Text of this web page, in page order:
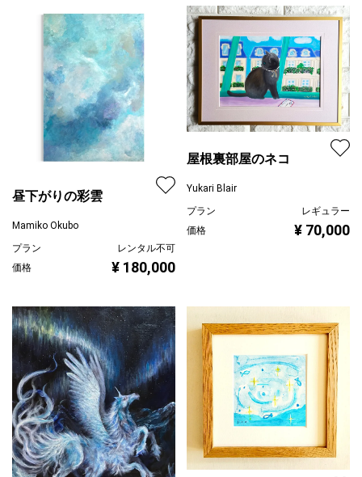
昼下がりの彩雲
Mamiko Okubo
プラン
レンタル不可
価格
¥ 180,000
屋根裏部屋のネコ
Yukari Blair
プラン
レギュラー
価格
¥ 70,000